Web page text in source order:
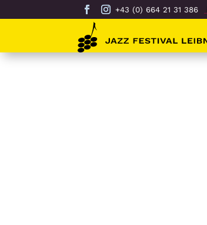
+43 (0) 664 21 31 386